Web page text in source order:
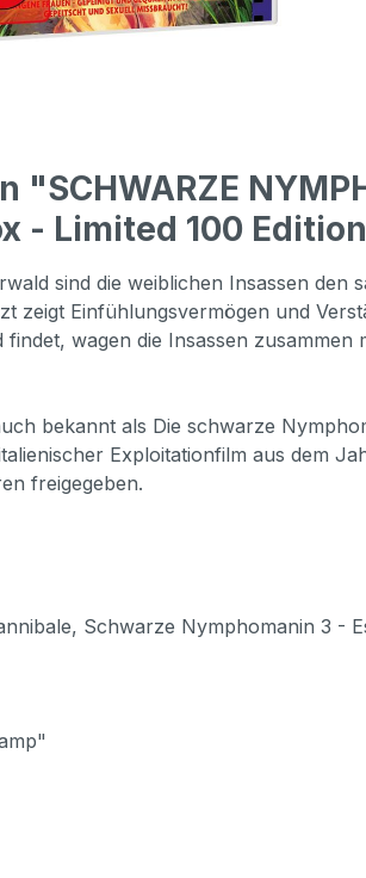
- Limited 100
sind die weiblichen Insassen
zeigt Einfühlungsvermögen und
wagen die Insassen
bekannt als Die schwarze
Exploitationfilm aus dem
freigegeben.
Schwarze Nymphomanin 3